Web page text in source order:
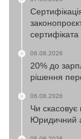
сертифіката
06.08.2026
20% до
рішення
06.08.2026
Чи скасовує
Юридичний